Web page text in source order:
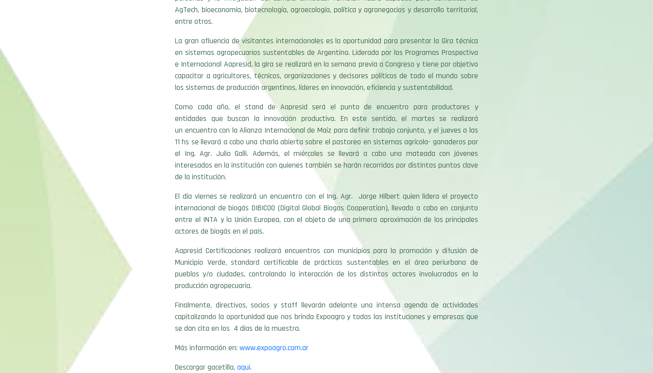
AgTech, bioeconomía, biotecnología, agroecología, política y agronegocios y desarrollo territorial,
entre otros.
La gran afluencia de visitantes internacionales es la oportunidad para presentar la Gira técnica
en sistemas agropecuarios sustentables de Argentina. Liderada por los Programas Prospectiva
e Internacional Aapresid, la gira se realizará en la semana previa a Congreso y tiene por objetivo
capacitar a agricultores, técnicos, organizaciones y decisores políticos de todo el mundo sobre
los sistemas de producción argentinos, líderes en innovación, eficiencia y sustentabilidad.
Como cada año, el stand de Aapresid será el punto de encuentro para productores y
entidades que buscan la innovación productiva. En este sentido, el martes se realizará
un encuentro con la Alianza Internacional de Maíz para definir trabajo conjunto, y el jueves a las
11 hs se llevará a cabo una charla abierta sobre el pastoreo en sistemas agrícola- ganaderos por
el Ing. Agr. Julio Galli. Además, el miércoles se llevará a cabo una mateada con jóvenes
interesados en la institución con quienes también se harán recorridas por distintos puntos clave
de la institución.
El día viernes se realizará un encuentro con el Ing. Agr. Jorge Hilbert quien lidera el proyecto
internacional de biogás DIBICOO (Digital Global Biogas Cooperation), llevado a cabo en conjunto
entre el INTA y la Unión Europea, con el objeto de una primera aproximación de los principales
actores de biogás en el país.
Aapresid Certificaciones realizará encuentros con municipios para la promoción y difusión de
Municipio Verde, standard certificable de prácticas sustentables en el área periurbana de
pueblos y/o ciudades, controlando la interacción de los distintos actores involucrados en la
producción agropecuaria.
Finalmente, directivos, socios y staff llevarán adelante una intensa agenda de actividades
capitalizando la oportunidad que nos brinda Expoagro y todas las instituciones y empresas que
se dan cita en los 4 días de la muestra.
Más información en: www.expoagro.com.ar
Descargar gacetilla, aquí.